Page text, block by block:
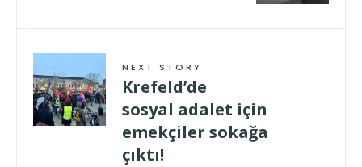
NEXT STORY
Krefeld’de
sosyal adalet için
emekçiler sokağa
çıktı!